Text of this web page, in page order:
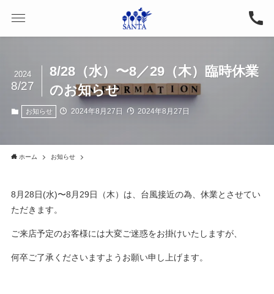
8/28（水）〜8／29（木）臨時休業
のお知らせ
2024
8/27
お知らせ 2024年8月27日 2024年8月27日
ホーム お知らせ
8月28日(水)〜8月29日（木）は、台風接近の為、休業とさせてい
ただきます。
ご来店予定のお客様には大変ご迷惑をお掛けいたしますが、
何卒ご了承くださいますようお願い申し上げます。